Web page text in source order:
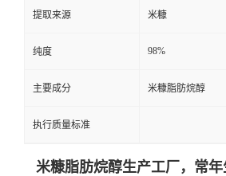
提取来源 米糠
纯度 98%
主要成分 米糠脂肪烷醇
执行质量标准
米糠脂肪烷醇生产工厂，常